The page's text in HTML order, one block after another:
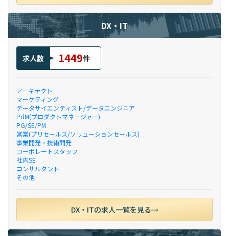
DX・IT
求人数 1449件
アーキテクト
マーケティング
データサイエンティスト/データエンジニア
PdM(プロダクトマネージャー)
PG/SE/PM
営業(プリセールス/ソリューションセールス)
事業開発・技術開発
コーポレートスタッフ
社内SE
コンサルタント
その他
DX・ITの求人一覧を見る